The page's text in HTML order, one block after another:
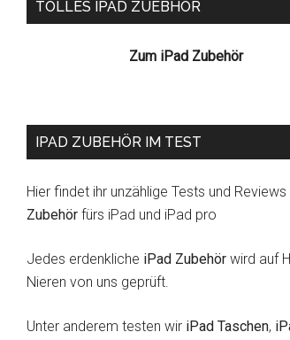
TOLLES IPAD ZUEBHÖR
Zum iPad Zubehör
IPAD ZUBEHÖR IM TEST
Hier findet ihr unzählige Tests und Reviews
Zubehör fürs iPad und iPad pro
Jedes erdenkliche iPad Zubehör wird auf
Nieren von uns geprüft.
Unter anderem testen wir iPad Taschen,